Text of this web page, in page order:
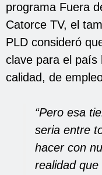
programa Fuera
Catorce TV, el
PLD consideró
clave para el país
calidad, de
“Pero esa
seria entre
hacer con
realidad